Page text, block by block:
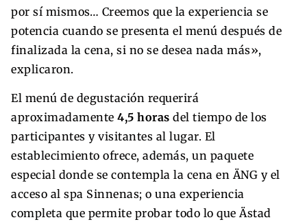
por sí mismos… Creemos que la experiencia se
potencia cuando se presenta el menú después de
finalizada la cena, si no se desea nada más»,
explicaron.
El menú de degustación requerirá
aproximadamente 4,5 horas del tiempo de los
participantes y visitantes al lugar. El
establecimiento ofrece, además, un paquete
especial donde se contempla la cena en ÄNG y el
acceso al spa Sinnenas; o una experiencia
completa que permite probar todo lo que Ästad